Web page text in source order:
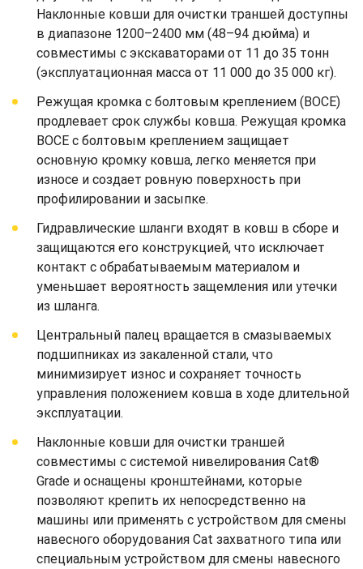
Наклонные ковши для очистки траншей доступны
в диапазоне 1200–2400 мм (48–94 дюйма) и
совместимы с экскаваторами от 11 до 35 тонн
(эксплуатационная масса от 11 000 до 35 000 кг).
Режущая кромка с болтовым креплением (BOCE)
продлевает срок службы ковша. Режущая кромка
BOCE с болтовым креплением защищает
основную кромку ковша, легко меняется при
износе и создает ровную поверхность при
профилировании и засыпке.
Гидравлические шланги входят в ковш в сборе и
защищаются его конструкцией, что исключает
контакт с обрабатываемым материалом и
уменьшает вероятность защемления или утечки
из шланга.
Центральный палец вращается в смазываемых
подшипниках из закаленной стали, что
минимизирует износ и сохраняет точность
управления положением ковша в ходе длительной
эксплуатации.
Наклонные ковши для очистки траншей
совместимы с системой нивелирования Cat®
Grade и оснащены кронштейнами, которые
позволяют крепить их непосредственно на
машины или применять с устройством для смены
навесного оборудования Cat захватного типа или
специальным устройством для смены навесного